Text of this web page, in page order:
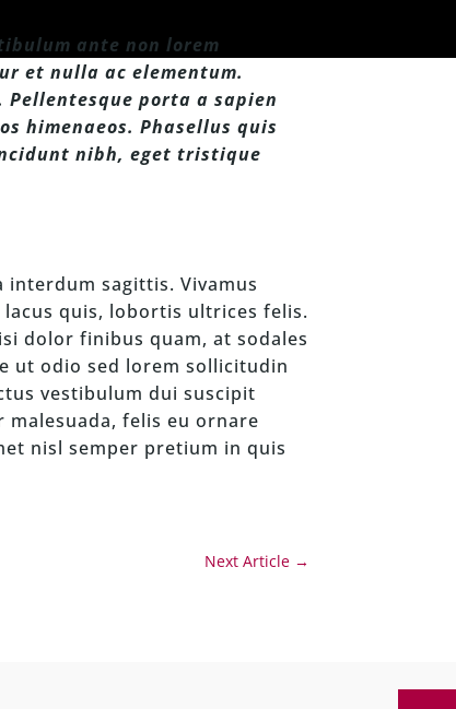
ante non lorem
et nulla ac elementum.
porta a sapien
himenaeos. Phasellus quis
nibh, eget tristique
sagittis. Vivamus
quis, lobortis ultrices felis.
dolor finibus quam, at sodales
ut odio sed lorem sollicitudin
vestibulum dui suscipit
felis eu ornare
nisl semper pretium in quis
Next Article→